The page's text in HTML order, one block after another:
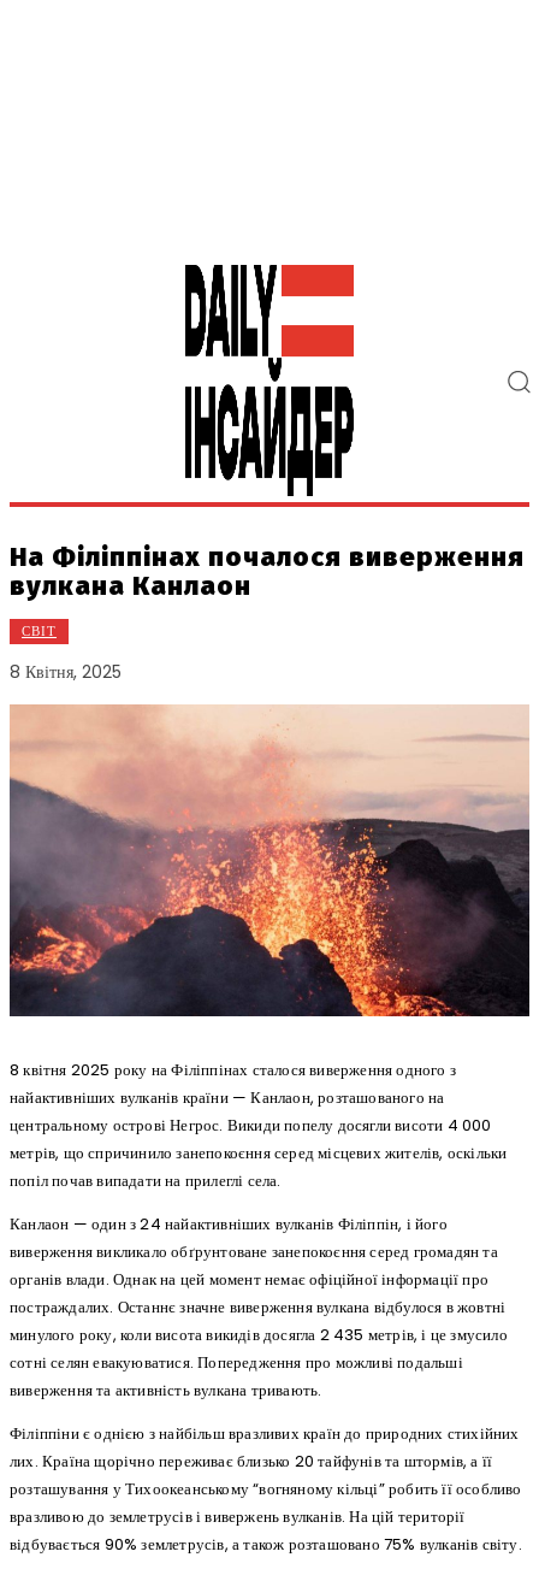
На Філіппінах почалося виверження
вулкана Канлаон
СВІТ
8 Квітня, 2025
8 квітня 2025 року на Філіппінах сталося виверження одного з
найактивніших вулканів країни — Канлаон, розташованого на
центральному острові Негрос. Викиди попелу досягли висоти 4 000
метрів, що спричинило занепокоєння серед місцевих жителів, оскільки
попіл почав випадати на прилеглі села.
Канлаон — один з 24 найактивніших вулканів Філіппін, і його
виверження викликало обґрунтоване занепокоєння серед громадян та
органів влади. Однак на цей момент немає офіційної інформації про
постраждалих. Останнє значне виверження вулкана відбулося в жовтні
минулого року, коли висота викидів досягла 2 435 метрів, і це змусило
сотні селян евакуюватися. Попередження про можливі подальші
виверження та активність вулкана тривають.
Філіппіни є однією з найбільш вразливих країн до природних стихійних
лих. Країна щорічно переживає близько 20 тайфунів та штормів, а її
розташування у Тихоокеанському “вогняному кільці” робить її особливо
вразливою до землетрусів і вивержень вулканів. На цій території
відбувається 90% землетрусів, а також розташовано 75% вулканів світу.